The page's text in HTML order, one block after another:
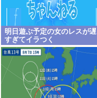
明日遊ぶ予定の女のレスが遅
すぎてイラつく